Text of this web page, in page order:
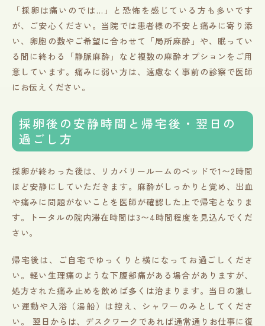
「採卵は痛いのでは…」と恐怖を感じている方も多いです
が、ご安心ください。当院では患者様の不安と痛みに寄り添
い、卵胞の数やご希望に合わせて「局所麻酔」や、眠ってい
る間に終わる「静脈麻酔」など複数の麻酔オプションをご用
意しています。痛みに弱い方は、遠慮なく事前の診察で医師
にお伝えください。
採卵後の安静時間と帰宅後・翌日の
過ごし方
採卵が終わった後は、リカバリールームのベッドで1〜2時間
ほど安静にしていただきます。麻酔がしっかりと覚め、出血
や痛みに問題がないことを医師が確認した上で帰宅となりま
す。トータルの院内滞在時間は3〜4時間程度を見込んでくだ
さい。
帰宅後は、ご自宅でゆっくりと横になってお過ごしくださ
い。軽い生理痛のような下腹部痛がある場合がありますが、
処方された痛み止めを飲めば多くは治まります。当日の激し
い運動や入浴（湯船）は控え、シャワーのみとしてくださ
い。 翌日からは、デスクワークであれば通常通りお仕事に復